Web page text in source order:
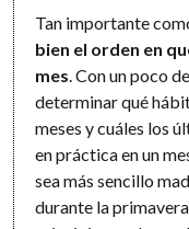
Tan importante
bien el orden en
mes . Con un poco
determinar qué
meses y cuáles los
en práctica en un
sea más sencillo
durante la